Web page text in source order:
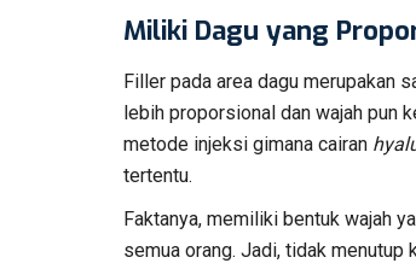
Miliki Dagu yang
Filler pada area dagu merupakan
lebih proporsional dan wajah pun
metode injeksi gimana cairan
tertentu.
Faktanya, memiliki bentuk wajah
semua orang. Jadi, tidak menutup